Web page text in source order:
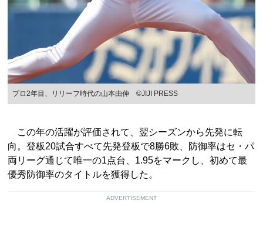
プロ2年目、リリーフ時代の山本由伸 ©JIJI PRESS
この年の活躍が評価されて、翌シーズンから先発に転
向。登板20試合すべて先発登板で8勝6敗、防御率はセ・パ
両リーグ通じて唯一の1点台、1.95をマークし、初めて最
優秀防御率のタイトルを獲得した。
ADVERTISEMENT